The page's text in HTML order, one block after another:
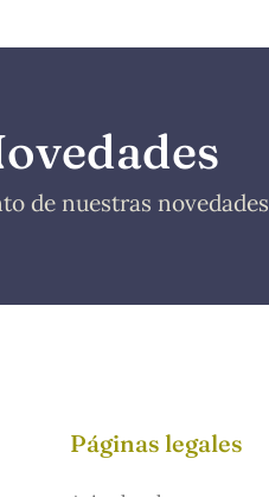
de nuestras novedades
Páginas legales